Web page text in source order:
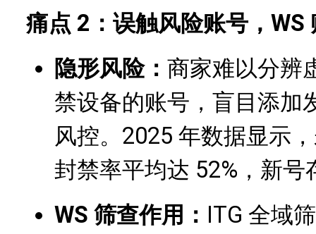
痛点 2：误触风险账号，WS
隐形风险： 商家难以分辨
禁设备的账号，盲目添加
风控。2025 年数据显示
封禁率平均达 52%，新号
WS 筛查作用： ITG 全域